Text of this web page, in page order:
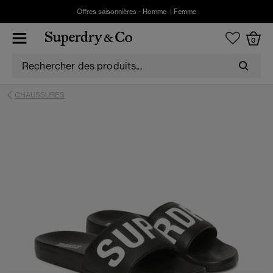
Offres saisonnières - Homme Femme
0
CHAUSSURES